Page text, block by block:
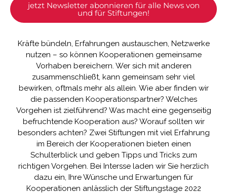
jetzt Newsletter abonnieren für alle News von
und für Stiftungen!
Kräfte bündeln, Erfahrungen austauschen, Netzwerke
nutzen – so können Kooperationen gemeinsame
Vorhaben bereichern. Wer sich mit anderen
zusammenschließt, kann gemeinsam sehr viel
bewirken, oftmals mehr als allein. Wie aber finden wir
die passenden Kooperationspartner? Welches
Vorgehen ist zielführend? Was macht eine gegenseitig
befruchtende Kooperation aus? Worauf sollten wir
besonders achten? Zwei Stiftungen mit viel Erfahrung
im Bereich der Kooperationen bieten einen
Schulterblick und geben Tipps und Tricks zum
richtigen Vorgehen. Bei Intersse laden wir Sie herzlich
dazu ein, Ihre Wünsche und Erwartungen für
Kooperationen anlässlich der Stiftungstage 2022